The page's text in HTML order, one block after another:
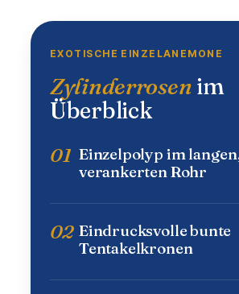
EXOTISCHE EINZELANEMONE
Zylinderrosen im
Überblick
01 Einzelpolyp im
verankerten Rohr
02 Eindrucksvolle bunte
Tentakelkronen